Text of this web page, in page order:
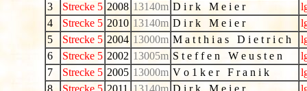
3
Strecke 5 2008 13140m D i r k M e i e r
4
Strecke 5 2010 13140m D i r k M e i e r
5
Strecke 5 2004 13000m M a t t h i a s D i e t r i c h
6
Strecke 5 2002 13005m S t e f f e n W e u s t e n
7
Strecke 5 2005 13000m V o 1 k e r F r a n i k